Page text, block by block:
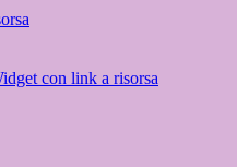
con link a risorsa